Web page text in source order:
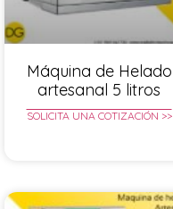
Máquina de Helado
artesanal 5 litros
SOLICITA UNA COTIZACIÓN >>